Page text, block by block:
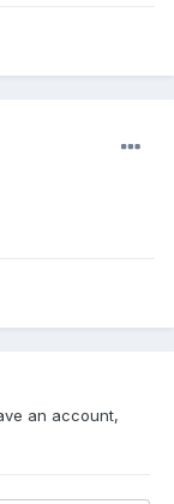
an account,